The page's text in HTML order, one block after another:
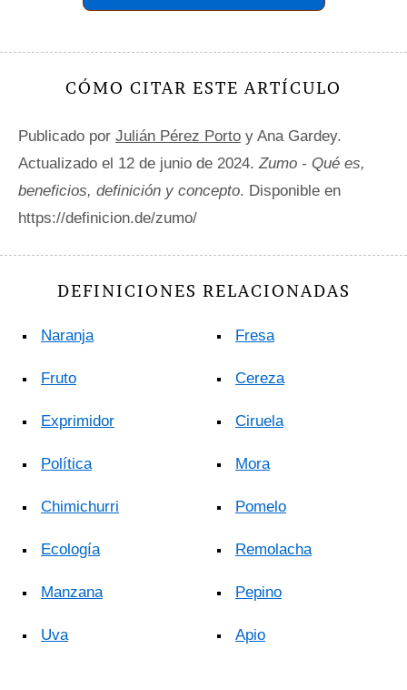
CÓMO CITAR ESTE ARTÍCULO
Publicado por Julián Pérez Porto y Ana Gardey.
Actualizado el 12 de junio de 2024.Zumo - Qué es,
beneficios, definición y concepto. Disponible en
https://definicion.de/zumo/
DEFINICIONES RELACIONADAS
Naranja
Fruto
Exprimidor
Política
Chimichurri
Ecología
Manzana
Uva
Fresa
Cereza
Ciruela
Mora
Pomelo
Remolacha
Pepino
Apio